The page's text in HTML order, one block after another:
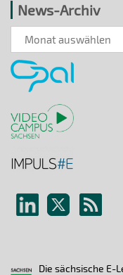
News-Archiv
News-
Archiv
Die sächsische E-